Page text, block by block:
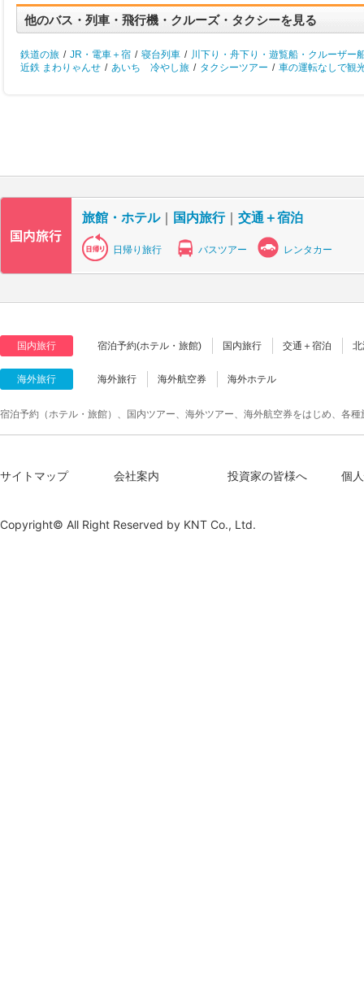
他のバス・列車・飛行機・クルーズ・タクシーを見る
鉄道の旅 / JR・電車＋宿 / 寝台列車 / 川下り・舟下り・遊覧船・クルーザー
近鉄 まわりゃんせ / あいち 冷やし旅 / タクシーツアー / 車の運転なしで観
旅館・ホテル｜ 国内旅行｜ 交通＋宿泊
日帰り旅行 バスツアー レンタカー
国内旅行 宿泊予約(ホテル・旅館) 国内旅行 交通＋宿泊
海外旅行 海外旅行 海外航空券 海外ホテル
宿泊予約（ホテル・旅館）、国内ツアー、海外ツアー、海外航空券をはじめ、各
サイトマップ 会社案内 投資家の皆様へ 個
Copyright© All Right Reserved by KNT Co., Ltd.